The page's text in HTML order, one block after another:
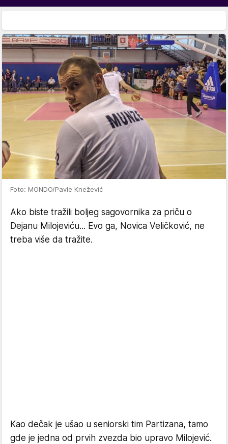
Foto: MONDO/Pavle Knežević
Ako biste tražili boljeg sagovornika za priču o
Dejanu Milojeviću... Evo ga, Novica Veličković, ne
treba više da tražite.
Kao dečak je ušao u seniorski tim Partizana, tamo
gde je jedna od prvih zvezda bio upravo Milojević.